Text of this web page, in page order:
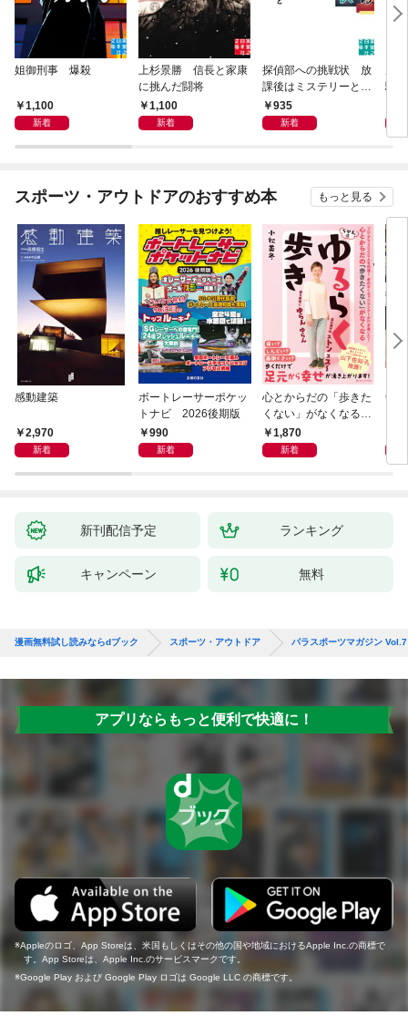
姐御刑事 爆殺
1,100
新着
上杉景勝 信長と家康
に挑んだ闘将
1,100
新着
探偵部への挑戦状 放
課後はミステリーとと
もに 新装版
935
新着
騒動
スポーツ・アウトドアのおすすめ本 もっと見る
感動建築
2,970
新着
ボートレーサーポケッ
トナビ 2026後期版
990
新着
心とからだの「歩きた
くない」がなくなる
らせん流 ゆるらく歩
き
1,870
新着
剣
新刊配信予定 ランキング
キャンペーン 無料
漫画無料試し読みならdブック スポーツ・アウトドア パラスポーツマガジン Vol.7
アプリならもっと便利で快適に！
Appleのロゴ、App Storeは、米国もしくはその他の国や地域におけるApple Inc.の商標で
す。App Storeは、Apple Inc.のサービスマークです。
Google Play および Google Play ロゴは Google LLC の商標です。